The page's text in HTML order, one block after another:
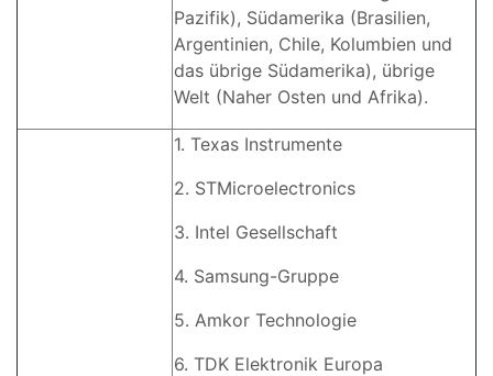
Pazifik), Südamerika (Brasilien,
Argentinien, Chile, Kolumbien und
das übrige Südamerika), übrige
Welt (Naher Osten und Afrika).
1. Texas Instrumente
2. STMicroelectronics
3. Intel Gesellschaft
4. Samsung-Gruppe
5. Amkor Technologie
6. TDK Elektronik Europa